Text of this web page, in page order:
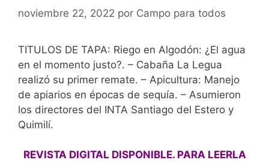
noviembre 22, 2022 por Campo para todos
TITULOS DE TAPA: Riego en Algodón: ¿El agua
en el momento justo?. – Cabaña La Legua
realizó su primer remate. – Apicultura: Manejo
de apiarios en épocas de sequía. – Asumieron
los directores del INTA Santiago del Estero y
Quimilí.
REVISTA DIGITAL DISPONIBLE. PARA LEERLA